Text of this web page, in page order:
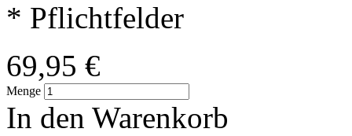
* Pflichtfelder
69,95 €
Menge
In den Warenkorb